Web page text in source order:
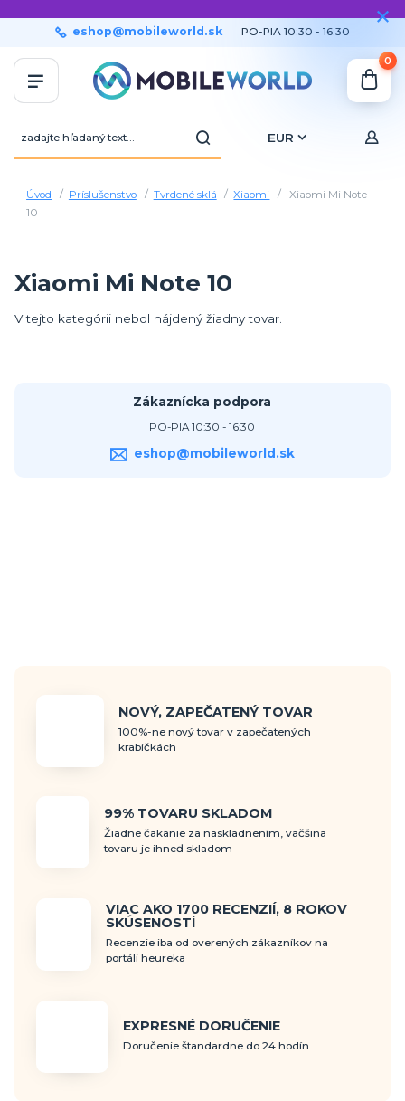
EUR
eshop@mobileworld.sk PO-PIA 10:30 - 16:30
0
Úvod Príslušenstvo Tvrdené sklá Xiaomi
Xiaomi Mi Note
10
Xiaomi Mi Note 10
V tejto kategórii nebol nájdený žiadny tovar.
Zákaznícka podpora
PO-PIA 10:30 - 16:30
eshop@mobileworld.sk
NOVÝ, ZAPEČATENÝ TOVAR
100%-ne nový tovar v zapečatených
krabičkách
99% TOVARU SKLADOM
Žiadne čakanie za naskladnením, väčšina
tovaru je ihneď skladom
VIAC AKO 1700 RECENZIÍ, 8 ROKOV
SKÚSENOSTÍ
Recenzie iba od overených zákazníkov na
portáli heureka
EXPRESNÉ DORUČENIE
Doručenie štandardne do 24 hodín